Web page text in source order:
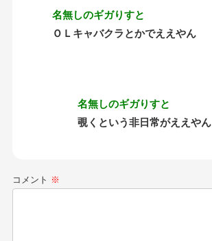
名無しのギガりすと
ＯＬキャバクラとかでええやん
名無しのギガりすと
覗くという非日常がええやん
コメント ※